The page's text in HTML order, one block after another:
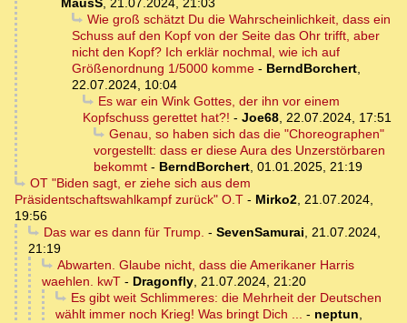
MausS, 21.07.2024, 21:03
Wie groß schätzt Du die Wahrscheinlichkeit, dass ein
Schuss auf den Kopf von der Seite das Ohr trifft, aber
nicht den Kopf? Ich erklär nochmal, wie ich auf
Größenordnung 1/5000 komme - BerndBorchert,
22.07.2024, 10:04
Es war ein Wink Gottes, der ihn vor einem
Kopfschuss gerettet hat?! - Joe68, 22.07.2024, 17:51
Genau, so haben sich das die "Choreographen"
vorgestellt: dass er diese Aura des Unzerstörbaren
bekommt - BerndBorchert, 01.01.2025, 21:19
OT "Biden sagt, er ziehe sich aus dem
Präsidentschaftswahlkampf zurück" O.T - Mirko2, 21.07.2024,
19:56
Das war es dann für Trump. - SevenSamurai, 21.07.2024,
21:19
Abwarten. Glaube nicht, dass die Amerikaner Harris
waehlen. kwT - Dragonfly, 21.07.2024, 21:20
Es gibt weit Schlimmeres: die Mehrheit der Deutschen
wählt immer noch Krieg! Was bringt Dich ... - neptun,